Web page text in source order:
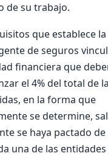
de su trabajo.
que establece
de seguros
financiera que
el 4% del total de
en la forma que
se determine,
se haya pactado
una de las